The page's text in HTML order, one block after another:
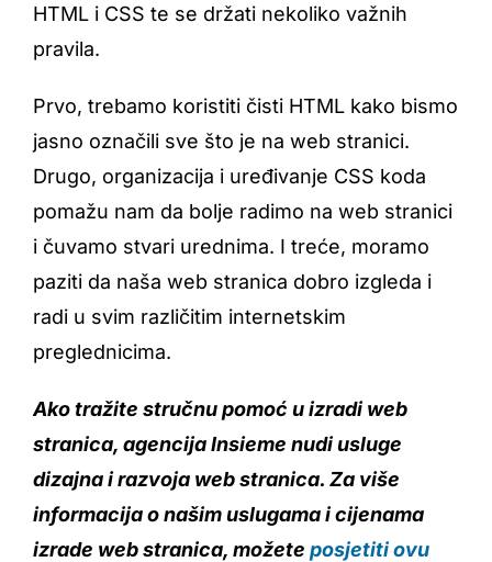
HTML i CSS te se držati nekoliko važnih
pravila.
Prvo, trebamo koristiti čisti HTML kako bismo
jasno označili sve što je na web stranici.
Drugo, organizacija i uređivanje CSS koda
pomažu nam da bolje radimo na web stranici
i čuvamo stvari urednima. I treće, moramo
paziti da naša web stranica dobro izgleda i
radi u svim različitim internetskim
preglednicima.
Ako tražite stručnu pomoć u izradi web
stranica, agencija Insieme nudi usluge
dizajna i razvoja web stranica. Za više
informacija o našim uslugama i cijenama
izrade web stranica, možete posjetiti ovu